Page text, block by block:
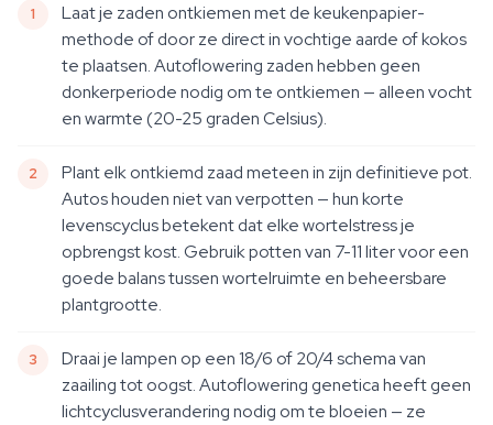
Laat je zaden ontkiemen met de keukenpapier-
methode of door ze direct in vochtige aarde of kokos
te plaatsen. Autoflowering zaden hebben geen
donkerperiode nodig om te ontkiemen — alleen vocht
en warmte (20-25 graden Celsius).
Plant elk ontkiemd zaad meteen in zijn definitieve pot.
Autos houden niet van verpotten — hun korte
levenscyclus betekent dat elke wortelstress je
opbrengst kost. Gebruik potten van 7-11 liter voor een
goede balans tussen wortelruimte en beheersbare
plantgrootte.
Draai je lampen op een 18/6 of 20/4 schema van
zaailing tot oogst. Autoflowering genetica heeft geen
lichtcyclusverandering nodig om te bloeien — ze